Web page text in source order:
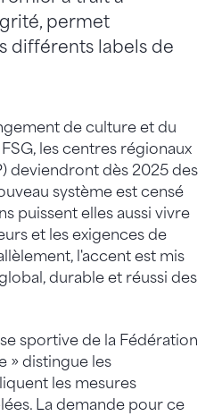
permet
différents labels de
de culture et du
les centres régionaux
deviendront dès 2025 des
système est censé
puissent elles aussi vivre
et les exigences de
l'accent est mis
durable et réussi des
sportive de la Fédération
» distingue les
les mesures
La demande pour ce